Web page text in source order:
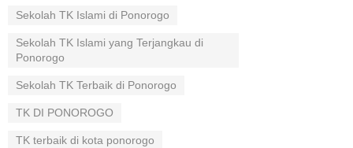
Sekolah TK Islami di Ponorogo
Sekolah TK Islami yang Terjangkau di
Ponorogo
Sekolah TK Terbaik di Ponorogo
TK DI PONOROGO
TK terbaik di kota ponorogo